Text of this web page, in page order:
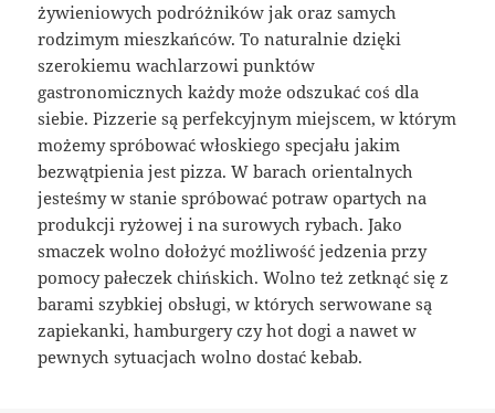
żywieniowych podróżników jak oraz samych
rodzimym mieszkańców. To naturalnie dzięki
szerokiemu wachlarzowi punktów
gastronomicznych każdy może odszukać coś dla
siebie. Pizzerie są perfekcyjnym miejscem, w którym
możemy spróbować włoskiego specjału jakim
bezwątpienia jest pizza. W barach orientalnych
jesteśmy w stanie spróbować potraw opartych na
produkcji ryżowej i na surowych rybach. Jako
smaczek wolno dołożyć możliwość jedzenia przy
pomocy pałeczek chińskich. Wolno też zetknąć się z
barami szybkiej obsługi, w których serwowane są
zapiekanki, hamburgery czy hot dogi a nawet w
pewnych sytuacjach wolno dostać kebab.